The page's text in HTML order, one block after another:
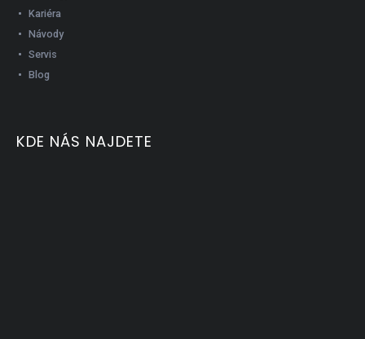
Kariéra
Návody
Servis
Blog
KDE NÁS NAJDETE